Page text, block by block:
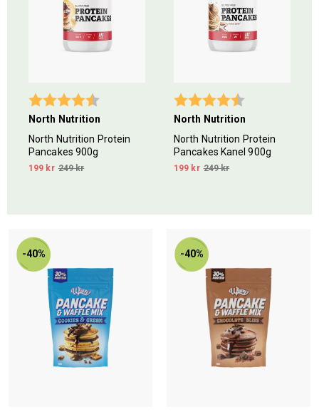
Betyg: 4.5 utav 5 stjärnor
North Nutrition
North Nutrition Protein
Pancakes 900g
199 kr 249 kr
Betyg:
North Nutrition
North Nutrition Protein
Pancakes Kanel 900g
199 kr 249 kr
-40% -40%